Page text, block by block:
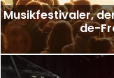
Musikfestivaler,
de-